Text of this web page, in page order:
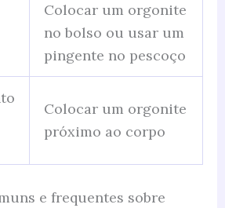
Colocar um orgonite
no bolso ou usar um
pingente no pescoço
Colocar um orgonite
próximo ao corpo
e frequentes sobre